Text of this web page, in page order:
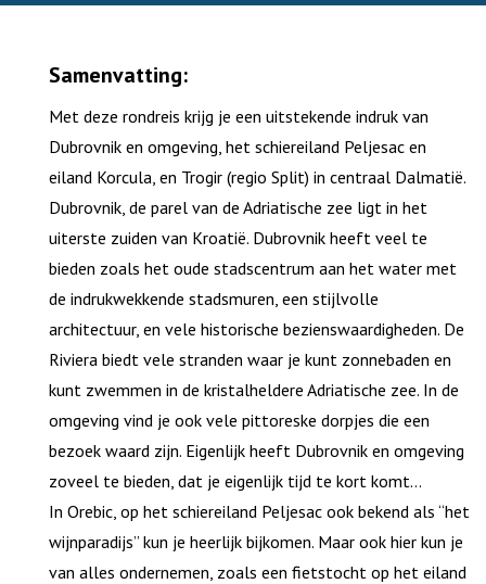
Samenvatting:
Met deze rondreis krijg je een uitstekende indruk van
Dubrovnik en omgeving, het schiereiland Peljesac en
eiland Korcula, en Trogir (regio Split) in centraal Dalmatië.
Dubrovnik, de parel van de Adriatische zee ligt in het
uiterste zuiden van Kroatië. Dubrovnik heeft veel te
bieden zoals het oude stadscentrum aan het water met
de indrukwekkende stadsmuren, een stijlvolle
architectuur, en vele historische bezienswaardigheden. De
Riviera biedt vele stranden waar je kunt zonnebaden en
kunt zwemmen in de kristalheldere Adriatische zee. In de
omgeving vind je ook vele pittoreske dorpjes die een
bezoek waard zijn. Eigenlijk heeft Dubrovnik en omgeving
zoveel te bieden, dat je eigenlijk tijd te kort komt…
In Orebic, op het schiereiland Peljesac ook bekend als “het
wijnparadijs” kun je heerlijk bijkomen. Maar ook hier kun je
van alles ondernemen, zoals een fietstocht op het eiland